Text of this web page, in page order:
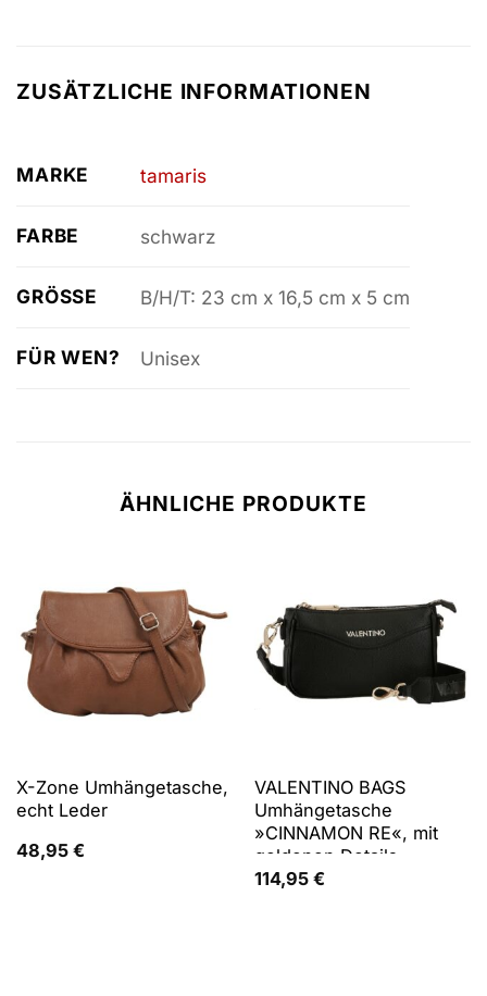
ZUSÄTZLICHE INFORMATIONEN
MARKE tamaris
FARBE schwarz
GRÖSSE B/H/T: 23 cm x 16,5 cm x 5 cm
FÜR WEN? Unisex
ÄHNLICHE PRODUKTE
X-Zone Umhängetasche,
echt Leder
48,95 €
VALENTINO BAGS
Umhängetasche
»CINNAMON RE«, mit
goldenen Details
114,95 €